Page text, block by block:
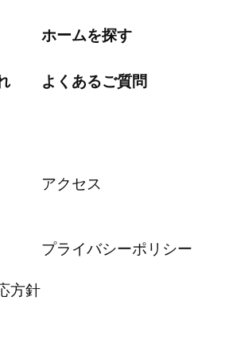
ホームを探す
よくあるご質問
アクセス
プライバシーポリシー
方針